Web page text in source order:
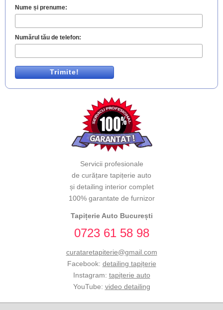
Nume și prenume:
Numărul tău de telefon:
Trimite!
Servicii profesionale
de curățare tapițerie auto
și detailing interior complet
100% garantate de furnizor
Tapițerie Auto București
0723 61 58 98
curataretapiterie@gmail.com
Facebook: detailing tapițerie
Instagram: tapițerie auto
YouTube: video detailing